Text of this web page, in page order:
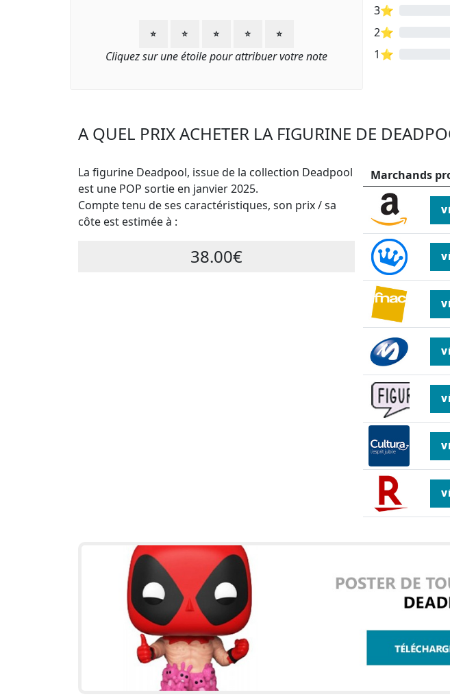
⭐ ⭐ ⭐ ⭐ ⭐
Cliquez sur une étoile pour attribuer votre note
3⭐
2⭐
1⭐
A QUEL PRIX ACHETER LA FIGURINE DE
La figurine Deadpool, issue de la collection Deadpool
est une POP sortie en janvier 2025.
Compte tenu de ses caractéristiques, son prix / sa
côte est estimée à :
38.00€
Marchands